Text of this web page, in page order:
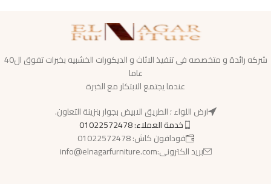
شركه رائدة و متخصصه فى تنفيذ الاثاث و الديكورات الخشبيه بخبرات تفوق ال40
عاما
عندما يجتمع الابتكار مع الخبرة
ارض اللواء ؛ الطريق الابيض بجوار بنزينة التعاون.
خدمة العملاء: 01022572478
فودافون كاش: 01022572478
بريد الكترونى:info@elnagarfurniture.com